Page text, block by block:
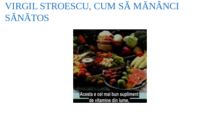
VIRGIL STROESCU, CUM SĂ MĂNÂNCI
SĂNĂTOS